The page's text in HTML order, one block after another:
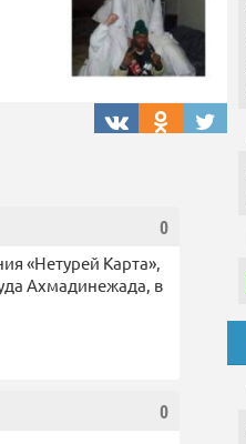
0
«Нетурей Карта»,
Ахмадинежада, в
0